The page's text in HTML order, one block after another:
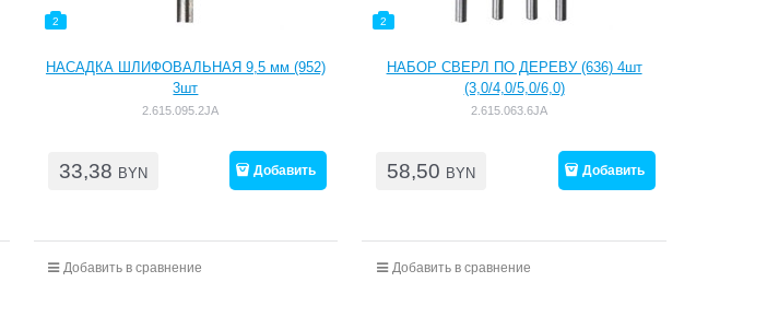
2
НАСАДКА ШЛИФОВАЛЬНАЯ 9,5 мм (952)
3шт
2.615.095.2JA
33,38 BYN Добавить
Добавить в сравнение
2
НАБОР СВЕРЛ ПО ДЕРЕВУ (636) 4шт
(3,0/4,0/5,0/6,0)
2.615.063.6JA
58,50 BYN Добавить
Добавить в сравнение